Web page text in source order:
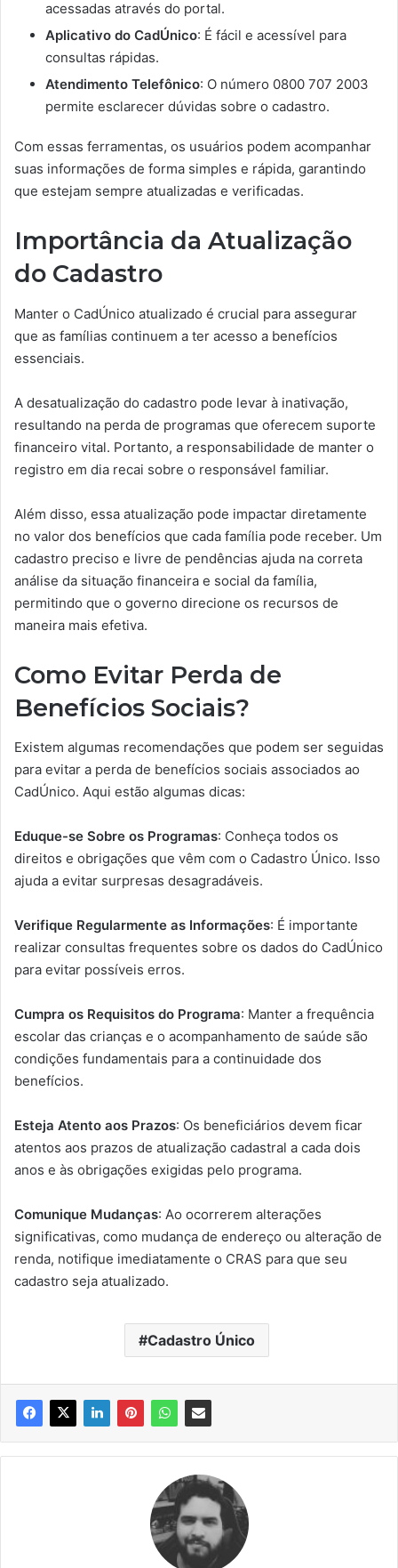
acessadas através do portal.
Aplicativo do CadÚnico: É fácil e acessível para
consultas rápidas.
Atendimento Telefônico: O número 0800 707 2003
permite esclarecer dúvidas sobre o cadastro.
Com essas ferramentas, os usuários podem acompanhar
suas informações de forma simples e rápida, garantindo
que estejam sempre atualizadas e verificadas.
Importância da Atualização
do Cadastro
Manter o CadÚnico atualizado é crucial para assegurar
que as famílias continuem a ter acesso a benefícios
essenciais.
A desatualização do cadastro pode levar à inativação,
resultando na perda de programas que oferecem suporte
financeiro vital. Portanto, a responsabilidade de manter o
registro em dia recai sobre o responsável familiar.
Além disso, essa atualização pode impactar diretamente
no valor dos benefícios que cada família pode receber. Um
cadastro preciso e livre de pendências ajuda na correta
análise da situação financeira e social da família,
permitindo que o governo direcione os recursos de
maneira mais efetiva.
Como Evitar Perda de
Benefícios Sociais?
Existem algumas recomendações que podem ser seguidas
para evitar a perda de benefícios sociais associados ao
CadÚnico. Aqui estão algumas dicas:
Eduque-se Sobre os Programas: Conheça todos os
direitos e obrigações que vêm com o Cadastro Único. Isso
ajuda a evitar surpresas desagradáveis.
Verifique Regularmente as Informações: É importante
realizar consultas frequentes sobre os dados do CadÚnico
para evitar possíveis erros.
Cumpra os Requisitos do Programa: Manter a frequência
escolar das crianças e o acompanhamento de saúde são
condições fundamentais para a continuidade dos
benefícios.
Esteja Atento aos Prazos: Os beneficiários devem ficar
atentos aos prazos de atualização cadastral a cada dois
anos e às obrigações exigidas pelo programa.
Comunique Mudanças: Ao ocorrerem alterações
significativas, como mudança de endereço ou alteração de
renda, notifique imediatamente o CRAS para que seu
cadastro seja atualizado.
Cadastro Único